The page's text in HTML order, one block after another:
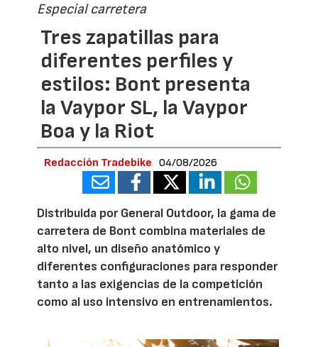
Especial carretera
Tres zapatillas para
diferentes perfiles y
estilos: Bont presenta
la Vaypor SL, la Vaypor
Boa y la Riot
Redacción Tradebike 04/08/2026
Distribuida por General Outdoor, la gama de
carretera de Bont combina materiales de
alto nivel, un diseño anatómico y
diferentes configuraciones para responder
tanto a las exigencias de la competición
como al uso intensivo en entrenamientos.